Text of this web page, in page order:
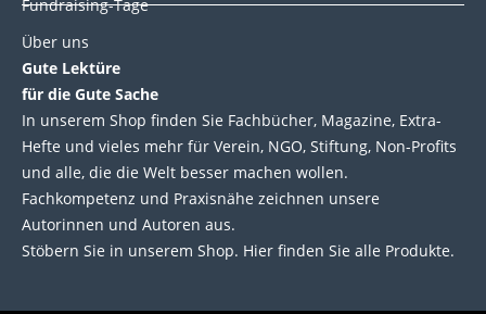
Fundraising-Tage
Über uns
Gute Lektüre
für die Gute Sache
In unserem Shop finden Sie Fachbücher, Magazine, Extra-
Hefte und vieles mehr für Verein, NGO, Stiftung, Non-Profits
und alle, die die Welt besser machen wollen.
Fachkompetenz und Praxisnähe zeichnen unsere
Autorinnen und Autoren aus.
Stöbern Sie in unserem Shop. Hier finden Sie alle Produkte.